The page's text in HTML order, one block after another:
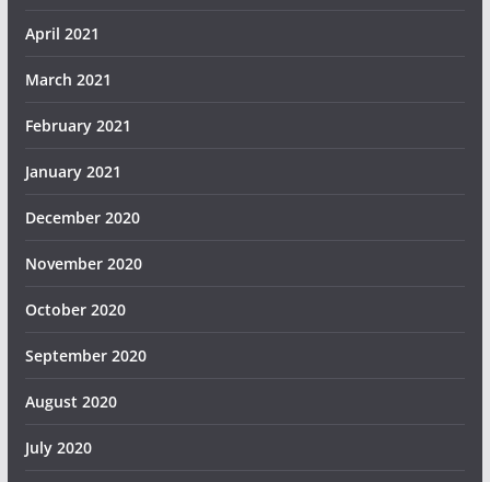
April 2021
March 2021
February 2021
January 2021
December 2020
November 2020
October 2020
September 2020
August 2020
July 2020